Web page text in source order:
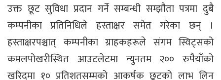
उक्त छूट सुविधा प्रदान गर्ने सम्बन्धी सम्झौता पत्रमा दुबै
कम्पनीका प्रतिनिधिले हस्ताक्षर समेत गरेका छन् ।
हस्ताक्षरपश्चात् कम्पनीका ग्राहकहरूले संगम स्विट्सको
कमलपोखरीस्थित आउटलेटमा न्युनतम २०० रुपैयाँको
खरिदमा १० प्रतिशतसम्मको आकर्षक छूटको लाभ लिन